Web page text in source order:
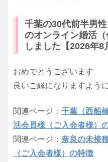
千葉の30代前半男
のオンライン婚活
しました【2026年8
おめでとうございます
良いご縁になりますよう
関連ページ： 千葉（西船
活会員様（ご入会者様）
関連ページ： 奈良の未接
（ご入会者様）の特徴